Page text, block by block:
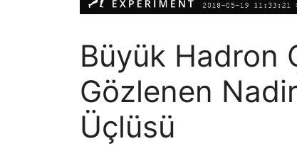
Büyük Hadron
Gözlenen
Üçlüsü